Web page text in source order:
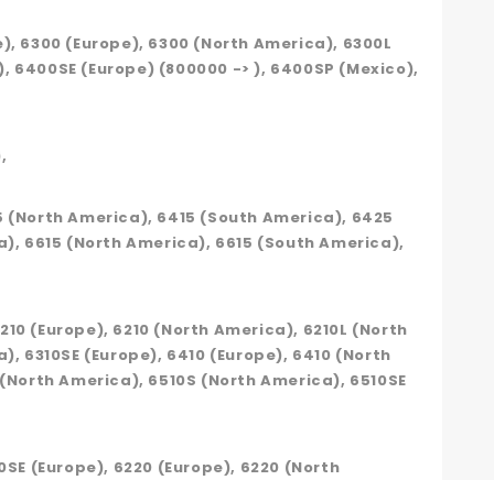
6300 (Europe), 6300 (North America), 6300L
(Europe) (800000 -> ), 6400SP (Mexico),
(North America), 6415 (South America), 6425
6615 (North America), 6615 (South America),
(Europe), 6210 (North America), 6210L (North
6310SE (Europe), 6410 (Europe), 6410 (North
America), 6510S (North America), 6510SE
(Europe), 6220 (Europe), 6220 (North